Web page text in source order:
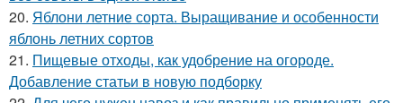
20. Яблони летние сорта. Выращивание и особенности
яблонь летних сортов
21. Пищевые отходы, как удобрение на огороде.
Добавление статьи в новую подборку